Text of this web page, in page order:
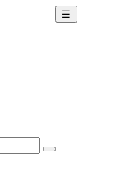
☰